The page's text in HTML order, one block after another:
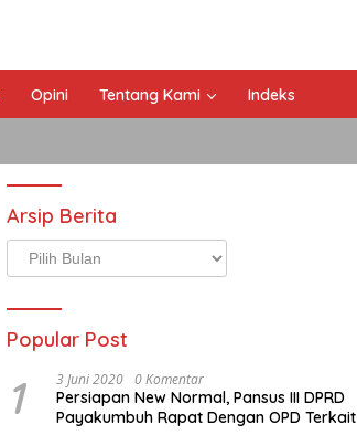
Opini Tentang Kami Indeks
Arsip Berita
Arsip
Berita
Popular Post
1 3 Juni 2020 0 Komentar
Persiapan New Normal, Pansus III DPRD
Payakumbuh Rapat Dengan OPD Terkait